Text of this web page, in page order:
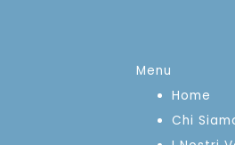
Menu
Home
Chi